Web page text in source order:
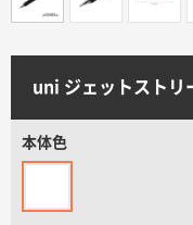
サイトメニュー
uni ジェットストリ
本体色